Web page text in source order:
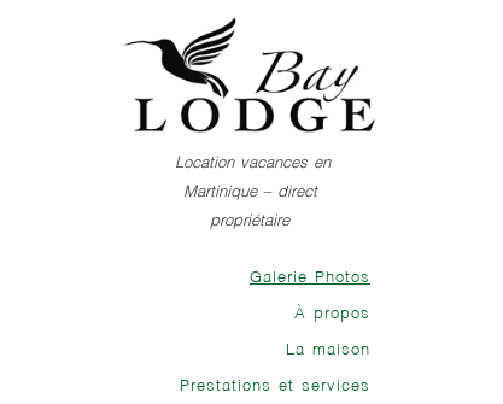
Location vacances en
Martinique – direct
propriétaire
Galerie Photos
À propos
La maison
Prestations et services